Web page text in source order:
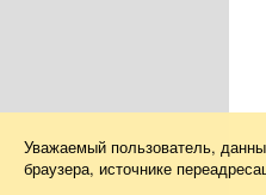
Уважаемый пользователь,
браузера, источнике